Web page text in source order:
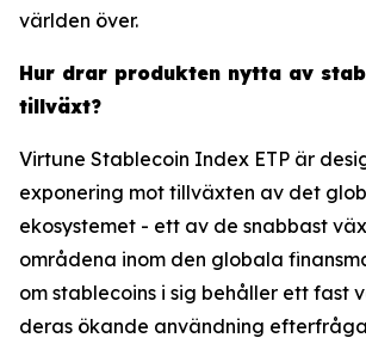
världen över.
Hur drar produkten nytta av
tillväxt?
Virtune Stablecoin Index ETP är
exponering mot tillväxten av det
ekosystemet - ett av de snabbast
områdena inom den globala
om stablecoins i sig behåller ett fast
deras ökande användning